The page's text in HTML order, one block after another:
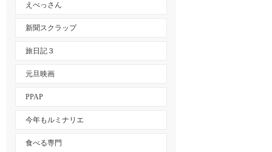
えべっさん
新聞スクラップ
旅日記３
元旦映画
PPAP
今年もルミナリエ
食べる専門